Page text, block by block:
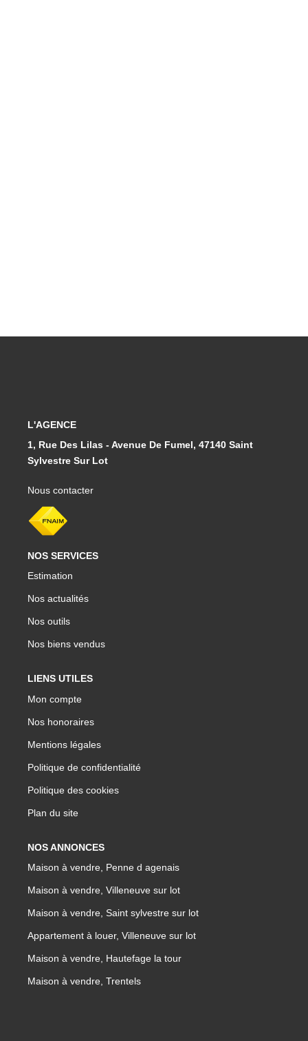
L'AGENCE
1, Rue Des Lilas - Avenue De Fumel, 47140 Saint
Sylvestre Sur Lot
Nous contacter
NOS SERVICES
Estimation
Nos actualités
Nos outils
Nos biens vendus
LIENS UTILES
Mon compte
Nos honoraires
Mentions légales
Politique de confidentialité
Politique des cookies
Plan du site
NOS ANNONCES
Maison à vendre, Penne d agenais
Maison à vendre, Villeneuve sur lot
Maison à vendre, Saint sylvestre sur lot
Appartement à louer, Villeneuve sur lot
Maison à vendre, Hautefage la tour
Maison à vendre, Trentels